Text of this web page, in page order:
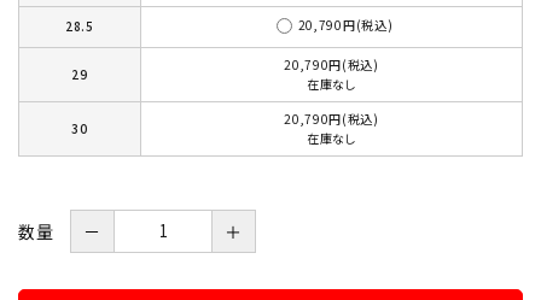
28.5 20,790円(税込)
29
20,790円(税込)
在庫なし
30
20,790円(税込)
在庫なし
数量 － ＋